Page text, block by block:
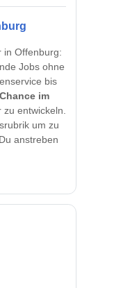
in Offenburg:
Jobs ohne
bis
Chance im
entwickeln.
um zu
anstreben